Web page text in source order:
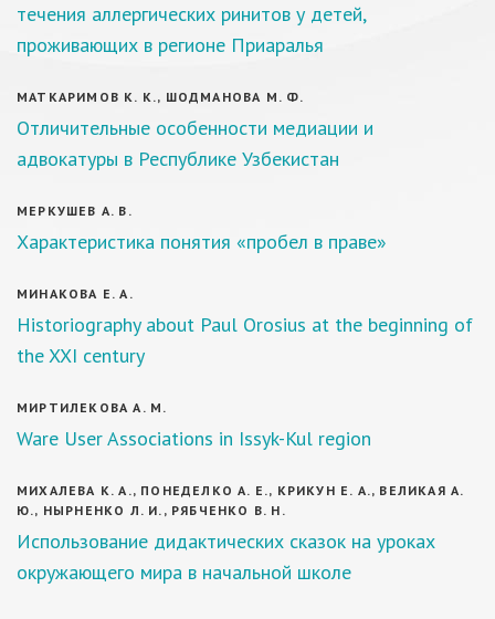
течения аллергических ринитов у детей,
проживающих в регионе Приаралья
МАТКАРИМОВ К. К., ШОДМАНОВА М. Ф.
Отличительные особенности медиации и
адвокатуры в Республике Узбекистан
МЕРКУШЕВ А. В.
Характеристика понятия «пробел в праве»
МИНАКОВА Е. А.
Historiography about Paul Orosius at the beginning of
the XXI century
МИРТИЛЕКОВА А. М.
Ware User Associations in Issyk-Kul region
МИХАЛЕВА К. А., ПОНЕДЕЛКО А. Е., КРИКУН Е. А., ВЕЛИКАЯ А.
Ю., НЫРНЕНКО Л. И., РЯБЧЕНКО В. Н.
Использование дидактических сказок на уроках
окружающего мира в начальной школе